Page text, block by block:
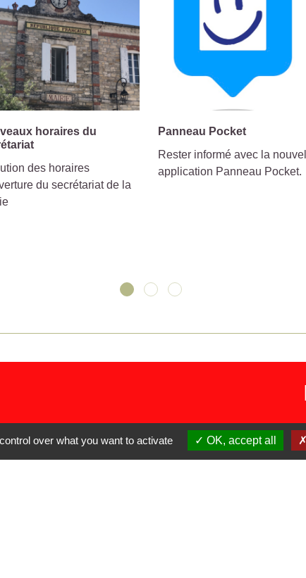
horaires du
des horaires
du secrétariat de la
Panneau Pocket
Rester informé avec la
application Panneau Pocket.
ℹ️
over what you want to activate OK, accept all